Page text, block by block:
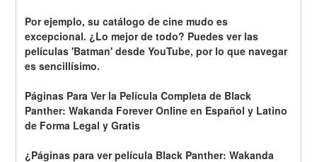
Por ejemplo, su catálogo de cine mudo es
excepcional. ¿Lo mejor de todo? Puedes ver las
películas 'Batman' desde YouTube, por lo que navegar
es sencillísimo.
Páginas Para Ver la Película Completa de Black
Panther: Wakanda Forever Online en Español y Latino
de Forma Legal y Gratis
¿Páginas para ver película Black Panther: Wakanda